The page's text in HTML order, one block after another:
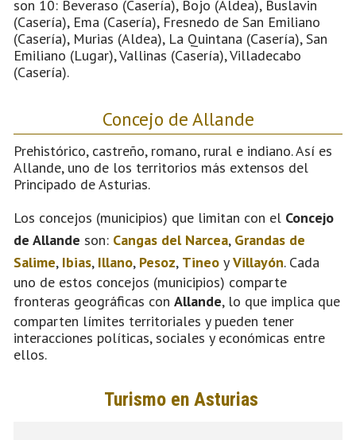
son 10: Beveraso (Casería), Bojo (Aldea), Buslavin
(Casería), Ema (Casería), Fresnedo de San Emiliano
(Casería), Murias (Aldea), La Quintana (Casería), San
Emiliano (Lugar), Vallinas (Casería), Villadecabo
(Casería).
Concejo de Allande
Prehistórico, castreño, romano, rural e indiano. Así es
Allande, uno de los territorios más extensos del
Principado de Asturias.
Los concejos (municipios) que limitan con el Concejo
de Allande son: Cangas del Narcea, Grandas de
Salime, Ibias, Illano, Pesoz, Tineo yVillayón. Cada
uno de estos concejos (municipios) comparte
fronteras geográficas con Allande, lo que implica que
comparten límites territoriales y pueden tener
interacciones políticas, sociales y económicas entre
ellos.